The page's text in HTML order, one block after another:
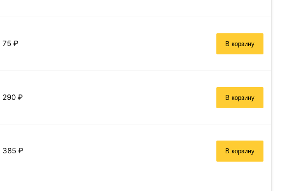
75 ₽ В корзину
290 ₽ В корзину
385 ₽ В корзину